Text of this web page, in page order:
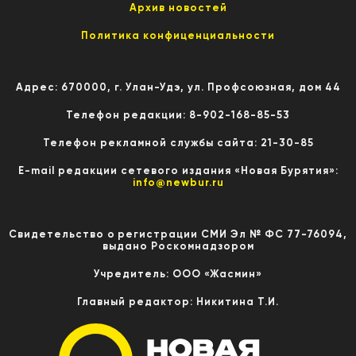
Архив новостей
Политика конфиценциальности
Адрес: 670000, г. Улан-Удэ, ул. Профсоюзная, дом 44
Телефон редакции: 8-902-168-85-53
Телефон рекламной службы сайта: 21-30-85
E-mail редакции сетевого издания «Новая Бурятия»:
info@newbur.ru
Свидетельство о регистрации СМИ Эл № ФС 77-76094,
выдано Роскомнадзором
Учредитель: ООО «Жасмин»
Главный редактор: Никитина Т.И.